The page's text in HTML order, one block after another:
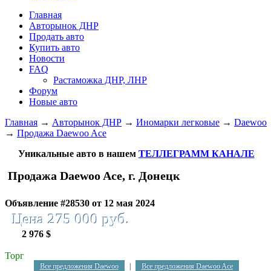
Главная
Авторынок ДНР
Продать авто
Купить авто
Новости
FAQ
Растаможка ДНР, ЛНР
Форум
Новые авто
Главная → Авторынок ДНР → Иномарки легковые → Daewoo
→ Продажа Daewoo Ace
Уникальные авто в нашем ТЕЛЛЕГРАММ КАНАЛЕ
Продажа Daewoo Ace, г. Донецк
Объявление #28530 от 12 мая 2024
Цена 275 000 руб.
2 976 $
Торг
Все предложения Daewoo Все предложения Daewoo Ace